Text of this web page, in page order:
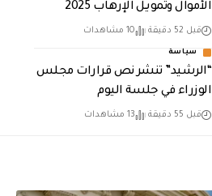
الأموال وتمويـل الإرهـاب 2025
قبل 52 دقيقة 10 مشاهدات
سياسة
“الرشيد” تنشر نص قرارات مجلس
الوزراء في جلسة اليوم
قبل 55 دقيقة 13 مشاهدات